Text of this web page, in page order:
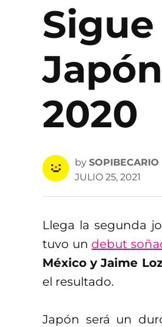
2020
by SOPIBECARIO
JULIO 25, 2021
Llega la segunda
tuvo un debut
México y Jaime
el resultado.
Japón será un